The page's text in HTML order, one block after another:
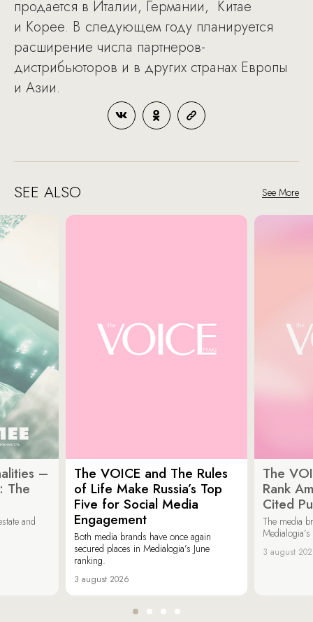
продается в Италии, Германии, Китае
и Корее. В следующем году планируется
расширение числа партнеров-
дистрибьюторов и в других странах Европы
и Азии.
SEE ALSO See More
–
The
and
The VOICE and The Rules
of Life Make Russia’s Top
Five for Social Media
Engagement
Both media brands have once again
secured places in Medialogia’s June
ranking.
3 august 2026
The
Rank
Cited
The media
3 august